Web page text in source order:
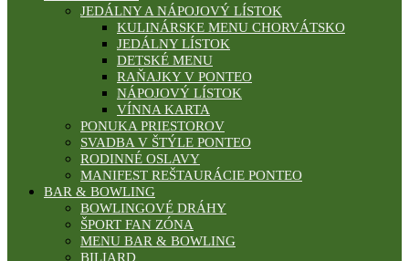
JEDÁLNY A NÁPOJOVÝ LÍSTOK
KULINÁRSKE MENU CHORVÁTSKO
JEDÁLNY LÍSTOK
DETSKÉ MENU
RAŇAJKY V PONTEO
NÁPOJOVÝ LÍSTOK
VÍNNA KARTA
PONUKA PRIESTOROV
SVADBA V ŠTÝLE PONTEO
RODINNÉ OSLAVY
MANIFEST REŠTAURÁCIE PONTEO
BAR & BOWLING
BOWLINGOVÉ DRÁHY
ŠPORT FAN ZÓNA
MENU BAR & BOWLING
BILIARD